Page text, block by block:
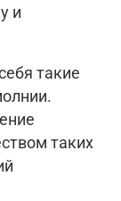
и
такие
таких